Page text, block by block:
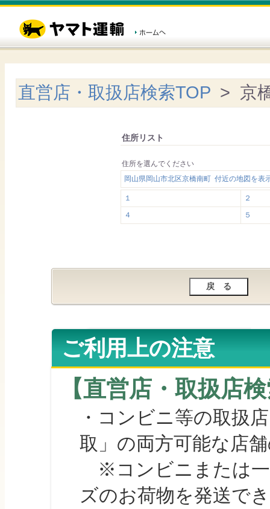
直営店・取扱店検索TOP > 京
住所リスト
住所を選んでください
岡山県岡山市北区京橋南町 付近の地図を表
１
２
４
５
ご利用上の注意
【直営店・取扱店
・コンビニ等の取扱
取」の両方可能な店
※コンビニまたは一
ズのお荷物を発送で